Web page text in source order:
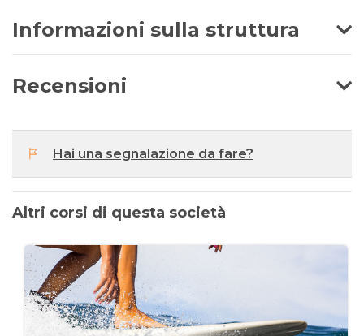
Informazioni sulla struttura
Recensioni
Hai una segnalazione da fare?
Altri corsi di questa società